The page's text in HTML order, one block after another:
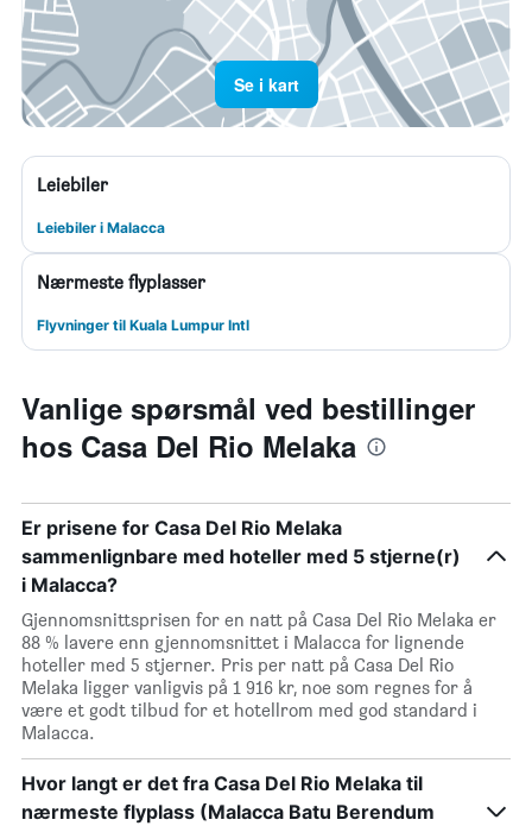
Se i kart
Leiebiler
Leiebiler i Malacca
Nærmeste flyplasser
Flyvninger til Kuala Lumpur Intl
Vanlige spørsmål ved bestillinger
hos Casa Del Rio Melaka
Er prisene for Casa Del Rio Melaka
sammenlignbare med hoteller med 5 stjerne(r)
i Malacca?
Gjennomsnittsprisen for en natt på Casa Del Rio Melaka er
88 % lavere enn gjennomsnittet i Malacca for lignende
hoteller med 5 stjerner. Pris per natt på Casa Del Rio
Melaka ligger vanligvis på 1 916 kr, noe som regnes for å
være et godt tilbud for et hotellrom med god standard i
Malacca.
Hvor langt er det fra Casa Del Rio Melaka til
nærmeste flyplass (Malacca Batu Berendum